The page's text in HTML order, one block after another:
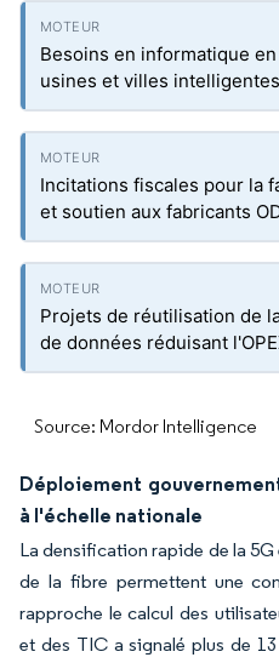
Besoins en informatique
usines et villes intelligentes
Incitations fiscales pour la
et soutien aux fabricants
Projets de réutilisation de
de données réduisant
Source: Mordor Intelligence
Déploiement
à l'échelle nationale
La densification rapide de la
de la fibre permettent une
rapproche le calcul des
et des TIC a signalé plus de